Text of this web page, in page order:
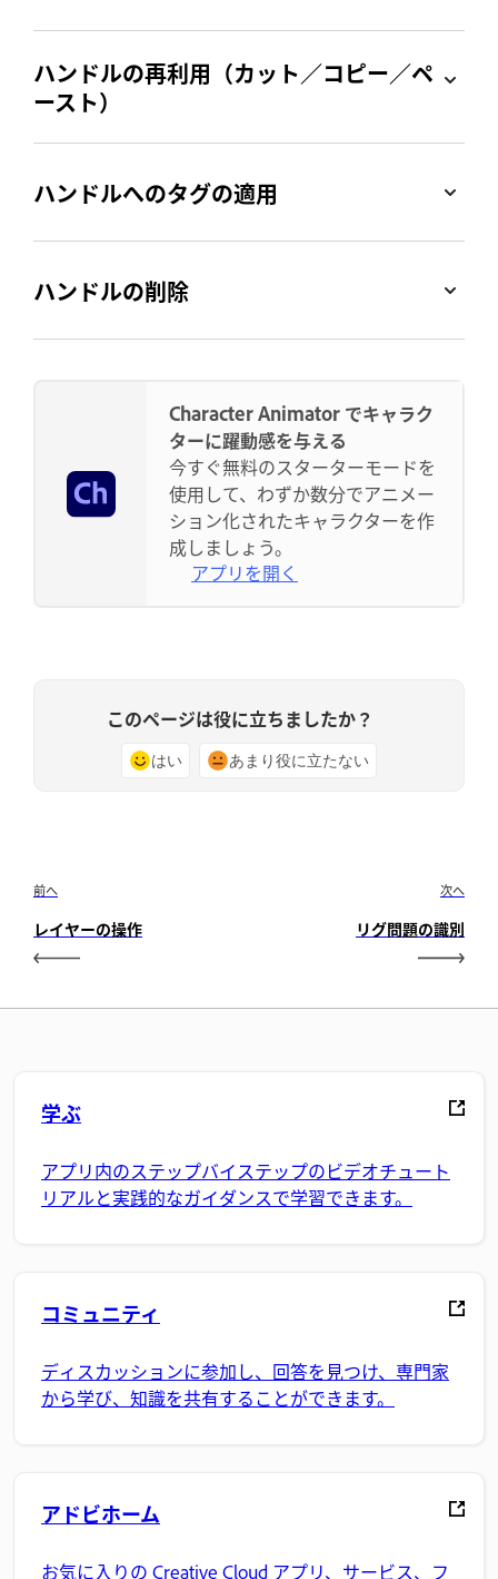
ハンドルの再利用（カット／コピー／ペ
ースト）
ハンドルへのタグの適用
ハンドルの削除
Character Animator でキャラク
ターに躍動感を与える
今すぐ無料のスターターモードを
使用して、わずか数分でアニメー
ション化されたキャラクターを作
成しましょう。
アプリを開く
このページは役に立ちましたか？
はい あまり役に立たない
前へ
レイヤーの操作
次へ
リグ問題の識別
学ぶ
アプリ内のステップバイステップのビデオチュート
リアルと実践的なガイダンスで学習できます。
コミュニティ
ディスカッションに参加し、回答を見つけ、専門家
から学び、知識を共有することができます。
アドビホーム
お気に入りの Creative Cloud アプリ、サービス、フ